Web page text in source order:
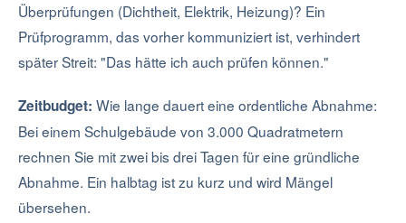
Überprüfungen (Dichtheit, Elektrik, Heizung)? Ein
Prüfprogramm, das vorher kommuniziert ist, verhindert
später Streit: "Das hätte ich auch prüfen können."
Zeitbudget: Wie lange dauert eine ordentliche Abnahme:
Bei einem Schulgebäude von 3.000 Quadratmetern
rechnen Sie mit zwei bis drei Tagen für eine gründliche
Abnahme. Ein halbtag ist zu kurz und wird Mängel
übersehen.